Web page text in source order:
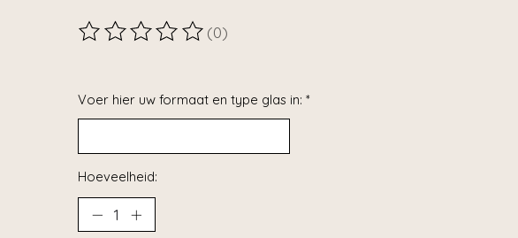
De beoordeling van dit product is
(0)
Voer hier uw formaat en type glas in: *
Hoeveelheid: